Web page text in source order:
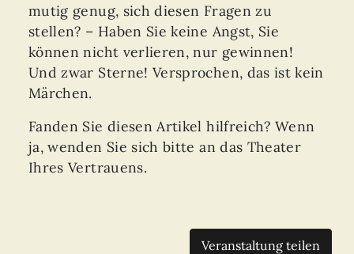
mutig genug, sich diesen Fragen zu
stellen? – Haben Sie keine Angst, Sie
können nicht verlieren, nur gewinnen!
Und zwar Sterne! Versprochen, das ist kein
Märchen.
Fanden Sie diesen Artikel hilfreich? Wenn
ja, wenden Sie sich bitte an das Theater
Ihres Vertrauens.
Veranstaltung teilen